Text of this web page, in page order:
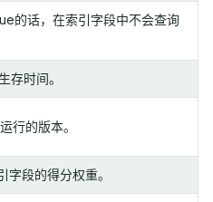
的话，在索引字段中不会查询
存时间。
行的版本。
段的得分权重。